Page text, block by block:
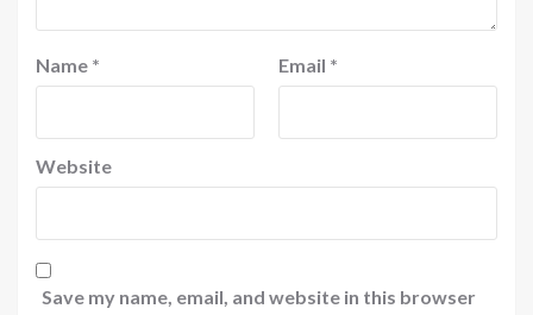
Name * Email *
Website
Save my name, email, and website in this browser